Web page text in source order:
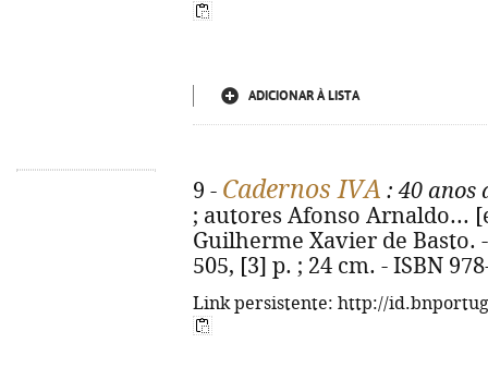
ADICIONAR À LISTA
9 - Cadernos IVA : 40 anos
; autores Afonso Arnaldo...
Guilherme Xavier de Basto.
505, [3] p. ; 24 cm. - ISBN
Link persistente: http://